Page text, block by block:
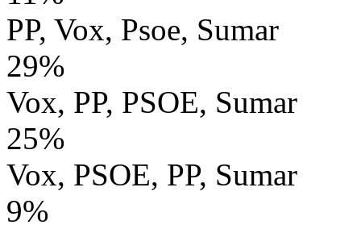
PP, Vox, Psoe, Sumar
29%
Vox, PP, PSOE, Sumar
25%
Vox, PSOE, PP, Sumar
9%